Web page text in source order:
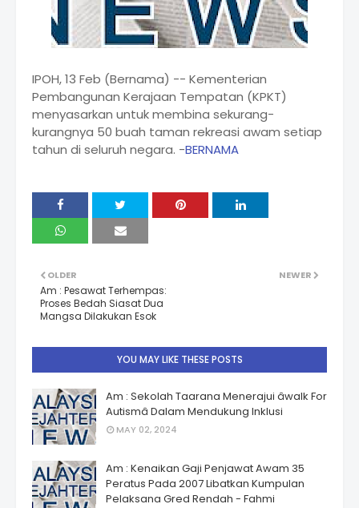
IPOH, 13 Feb (Bernama) -- Kementerian
Pembangunan Kerajaan Tempatan (KPKT)
menyasarkan untuk membina sekurang-
kurangnya 50 buah taman rekreasi awam setiap
tahun di seluruh negara. -BERNAMA
NEWER
OLDER
Am : Pesawat Terhempas:
Proses Bedah Siasat Dua
Mangsa Dilakukan Esok
YOU MAY LIKE THESE POSTS
Am : Sekolah Taarana Menerajui âwalk For
Autismâ Dalam Mendukung Inklusi
MAY 02, 2024
Am : Kenaikan Gaji Penjawat Awam 35
Peratus Pada 2007 Libatkan Kumpulan
Pelaksana Gred Rendah - Fahmi